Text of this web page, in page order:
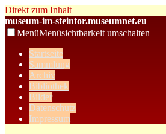
Direkt zum Inhalt
museum-im-steintor.museumnet.eu
MenüMenüsichtbarkeit umschalten
Startseite
Sammlung
Archiv
Bibliothek
Bilder
Datenschutz
Impressum